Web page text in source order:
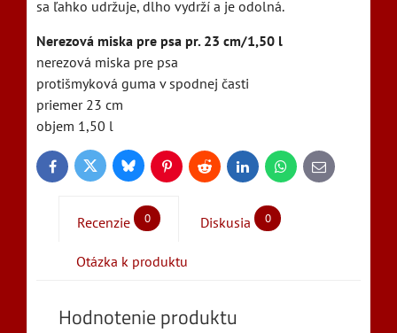
sa ľahko udržuje, dlho vydrží a je odolná.
Nerezová miska pre psa pr. 23 cm/1,50 l
nerezová miska pre psa
protišmyková guma v spodnej časti
priemer 23 cm
objem 1,50 l
FacebookTwitter BlueskyPinterestReddit LinkedInWhatsApp
E-
mail
Recenzie 0 Diskusia 0
Otázka k produktu
Hodnotenie produktu